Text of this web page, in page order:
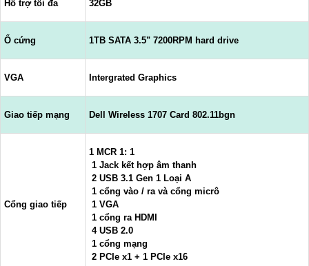
Hỗ trợ tối đa 32GB
Ổ cứng 1TB SATA 3.5" 7200RPM hard drive
VGA Intergrated Graphics
Giao tiếp mạng Dell Wireless 1707 Card 802.11bgn
Cổng giao tiếp
1 MCR 1: 1
1 Jack kết hợp âm thanh
2 USB 3.1 Gen 1 Loại A
1 cổng vào / ra và cổng micrô
1 VGA
1 cổng ra HDMI
4 USB 2.0
1 cổng mạng
2 PCIe x1 + 1 PCIe x16